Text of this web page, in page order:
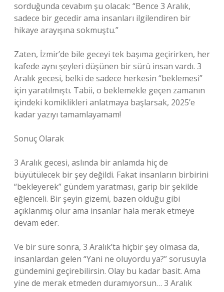
sorduğunda cevabım şu olacak: “Bence 3 Aralık,
sadece bir gecedir ama insanları ilgilendiren bir
hikaye arayışına sokmuştu.”
Zaten, İzmir’de bile geceyi tek başıma geçirirken, her
kafede aynı şeyleri düşünen bir sürü insan vardı. 3
Aralık gecesi, belki de sadece herkesin “beklemesi”
için yaratılmıştı. Tabii, o beklemekle geçen zamanın
içindeki komiklikleri anlatmaya başlarsak, 2025’e
kadar yazıyı tamamlayamam!
Sonuç Olarak
3 Aralık gecesi, aslında bir anlamda hiç de
büyütülecek bir şey değildi. Fakat insanların birbirini
“bekleyerek” gündem yaratması, garip bir şekilde
eğlenceli. Bir şeyin gizemi, bazen olduğu gibi
açıklanmış olur ama insanlar hala merak etmeye
devam eder.
Ve bir süre sonra, 3 Aralık’ta hiçbir şey olmasa da,
insanlardan gelen “Yani ne oluyordu ya?” sorusuyla
gündemini geçirebilirsin. Olay bu kadar basit. Ama
yine de merak etmeden duramıyorsun… 3 Aralık